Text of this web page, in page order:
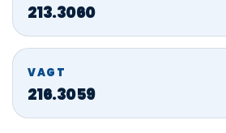
213.3060
VAGT
216.3059